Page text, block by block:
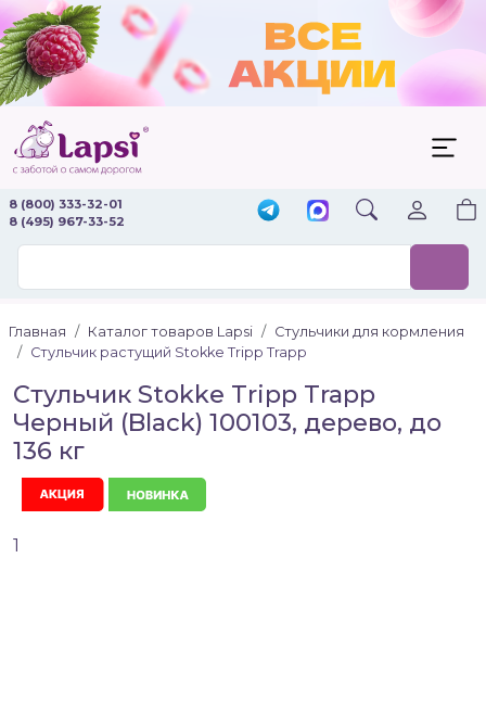
8 (800) 333-32-01
8 (495) 967-33-52
Главная Каталог товаров Lapsi
Стульчики для кормления
Стульчик растущий Stokke Tripp Trapp
Стульчик Stokke Tripp Trapp
Черный (Black) 100103, дерево, до
136 кг
1